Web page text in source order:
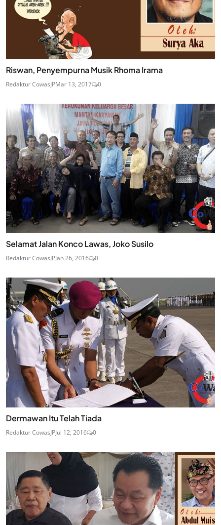
Riswan, Penyempurna Musik Rhoma Irama
Redaktur CowasJPMar 13, 2017 0
Selamat Jalan Konco Lawas, Joko Susilo
Redaktur CowasJPJan 26, 2016 0
Dermawan Itu Telah Tiada
Redaktur CowasJPJul 12, 2016 0